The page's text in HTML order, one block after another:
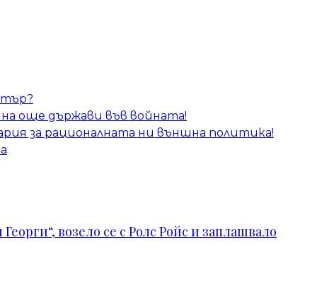
на още държави във войната!
за рационалната ни външна политика!
возело се с Ролс Ройс и заплашвало